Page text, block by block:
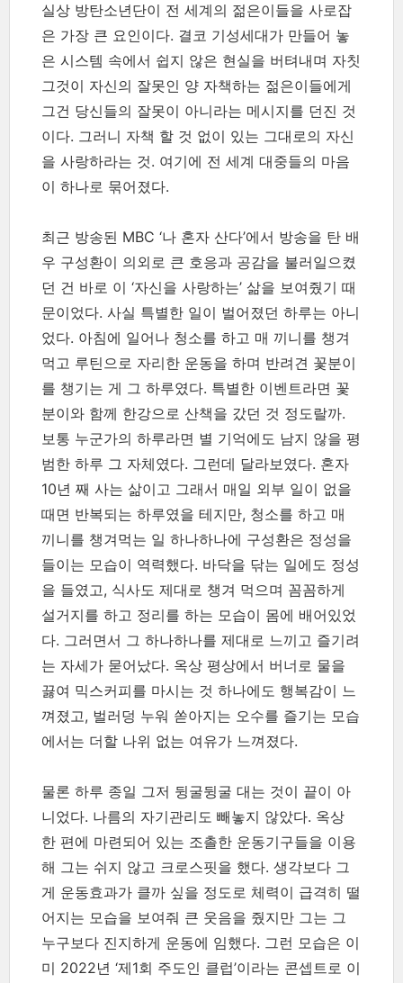
실상 방탄소년단이 전 세계의 젊은이들을 사로잡
은 가장 큰 요인이다. 결코 기성세대가 만들어 놓
은 시스템 속에서 쉽지 않은 현실을 버텨내며 자칫
그것이 자신의 잘못인 양 자책하는 젊은이들에게
그건 당신들의 잘못이 아니라는 메시지를 던진 것
이다. 그러니 자책 할 것 없이 있는 그대로의 자신
을 사랑하라는 것. 여기에 전 세계 대중들의 마음
이 하나로 묶어졌다.
최근 방송된 MBC ‘나 혼자 산다’에서 방송을 탄 배
우 구성환이 의외로 큰 호응과 공감을 불러일으켰
던 건 바로 이 ‘자신을 사랑하는’ 삶을 보여줬기 때
문이었다. 사실 특별한 일이 벌어졌던 하루는 아니
었다. 아침에 일어나 청소를 하고 매 끼니를 챙겨
먹고 루틴으로 자리한 운동을 하며 반려견 꽃분이
를 챙기는 게 그 하루였다. 특별한 이벤트라면 꽃
분이와 함께 한강으로 산책을 갔던 것 정도랄까.
보통 누군가의 하루라면 별 기억에도 남지 않을 평
범한 하루 그 자체였다. 그런데 달라보였다. 혼자
10년 째 사는 삶이고 그래서 매일 외부 일이 없을
때면 반복되는 하루였을 테지만, 청소를 하고 매
끼니를 챙겨먹는 일 하나하나에 구성환은 정성을
들이는 모습이 역력했다. 바닥을 닦는 일에도 정성
을 들였고, 식사도 제대로 챙겨 먹으며 꼼꼼하게
설거지를 하고 정리를 하는 모습이 몸에 배어있었
다. 그러면서 그 하나하나를 제대로 느끼고 즐기려
는 자세가 묻어났다. 옥상 평상에서 버너로 물을
끓여 믹스커피를 마시는 것 하나에도 행복감이 느
껴졌고, 벌러덩 누워 쏟아지는 오수를 즐기는 모습
에서는 더할 나위 없는 여유가 느껴졌다.
물론 하루 종일 그저 뒹굴뒹굴 대는 것이 끝이 아
니었다. 나름의 자기관리도 빼놓지 않았다. 옥상
한 편에 마련되어 있는 조촐한 운동기구들을 이용
해 그는 쉬지 않고 크로스핏을 했다. 생각보다 그
게 운동효과가 클까 싶을 정도로 체력이 급격히 떨
어지는 모습을 보여줘 큰 웃음을 줬지만 그는 그
누구보다 진지하게 운동에 임했다. 그런 모습은 이
미 2022년 ‘제1회 주도인 클럽’이라는 콘셉트로 이